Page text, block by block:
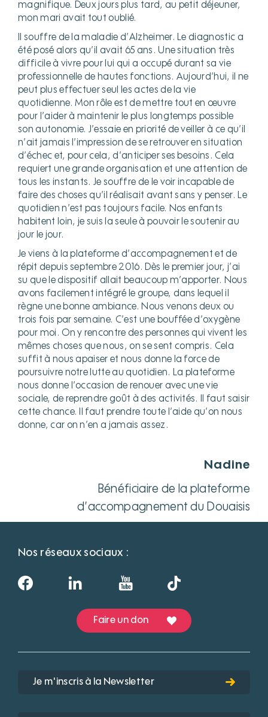
magnifique. Deux jours plus tard, au petit déjeuner,
mon mari avait tout oublié.
Il souffre de la maladie d’Alzheimer. Le diagnostic a
été posé alors qu’il avait 65 ans. Une situation très
difficile à vivre pour lui qui a occupé durant sa vie
professionnelle de hautes fonctions. Aujourd’hui, il ne
peut plus effectuer seul les actes de la vie
quotidienne. Mon rôle est de mettre tout en œuvre
pour l’aider à maintenir le plus longtemps possible
son autonomie. J’essaie en priorité de veiller à ce qu’il
n’ait jamais l’impression de se retrouver en situation
d’échec et, pour cela, d’anticiper ses besoins. Cela
requiert une grande organisation et une attention de
tous les instants. Je souffre de le voir incapable de
faire des choses qu’il réalisait avant sans y penser. Le
quotidien n’est pas toujours facile. Nos enfants
habitent loin, je suis la seule à pouvoir le soutenir au
jour le jour.
Je viens à la plateforme d’accompagnement et de
répit depuis septembre 2016. Dès le premier jour, j’ai
su que le dispositif allait beaucoup m’apporter. Nous
avons facilement intégré le groupe, dans lequel il
règne une bonne ambiance. Nous venons deux ou
trois fois par semaine. C’est une bouffée d’oxygène
pour moi. On y rencontre des personnes qui vivent les
mêmes choses que nous, on se sent compris. Cela
suffit à nous apaiser et nous donne la force de
poursuivre notre lutte au quotidien. La plateforme
nous donne l’occasion de renouer avec une vie
sociale, de reprendre goût à des activités. Il faut saisir
cette chance. Il faut prendre toute l’aide qu’on nous
donne, car on n’en a jamais assez.
Nadine
Bénéficiaire de la plateforme
d’accompagnement du Douaisis
Nos réseaux sociaux :
Faire un don
Je m'inscris à la Newsletter